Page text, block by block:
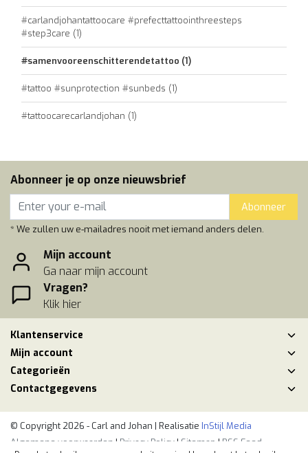
#carlandjohantattoocare #prefecttattoointhreesteps
#step3care (1)
#samenvooreenschitterendetattoo (1)
#tattoo #sunprotection #sunbeds (1)
#tattoocarecarlandjohan (1)
Abonneer je op onze nieuwsbrief
Abonneer
* We zullen uw e-mailadres nooit met iemand anders delen.
Mijn account
Ga naar mijn account
Vragen?
Klik hier
Klantenservice
Mijn account
Categorieën
Contactgegevens
© Copyright 2026 - Carl and Johan | Realisatie InStijl Media
Algemene voorwaarden | Privacy Policy | Sitemap | RSS Feed